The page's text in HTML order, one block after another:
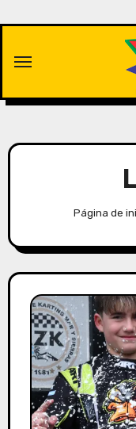
contenido
Página de